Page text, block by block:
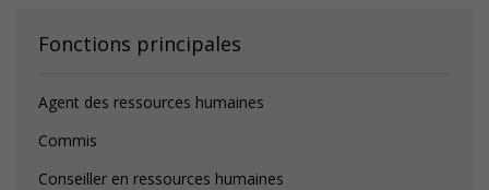
Fonctions principales
Agent des ressources humaines
Commis
Conseiller en ressources humaines